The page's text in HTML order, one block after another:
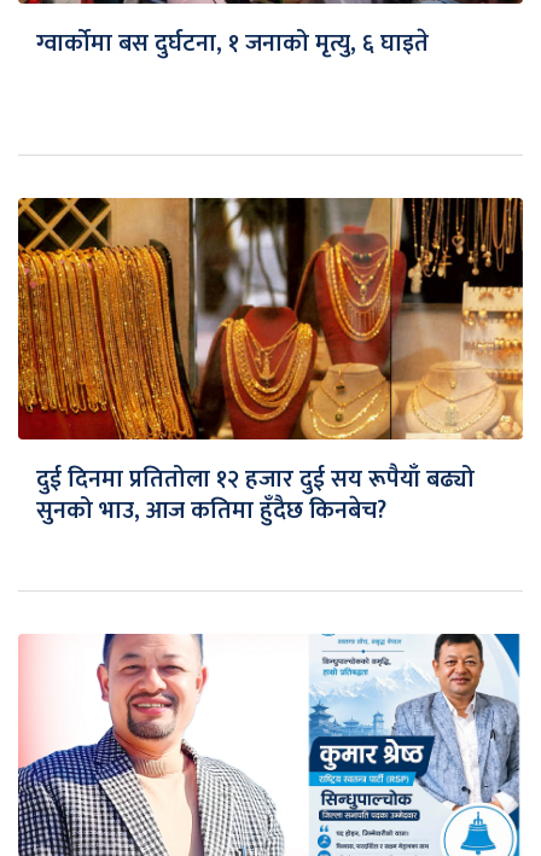
ग्वार्कोमा बस दुर्घटना, १ जनाको मृत्यु, ६ घाइते
दुई दिनमा प्रतितोला १२ हजार दुई सय रूपैयाँ बढ्यो
सुनको भाउ, आज कतिमा हुँदैछ किनबेच?